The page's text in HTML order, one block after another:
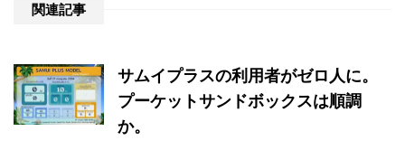
関連記事
サムイプラスの利用者がゼロ人に。
プーケットサンドボックスは順調
か。